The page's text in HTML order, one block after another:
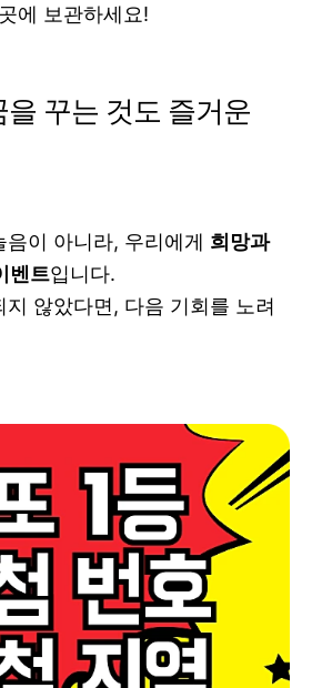
에 보관하세요!
을 꾸는 것도 즐거운
이 아니라, 우리에게 희망과
벤트입니다.
않았다면, 다음 기회를 노려